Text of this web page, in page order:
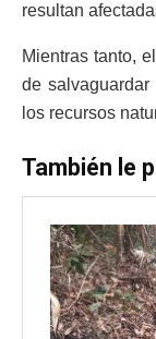
resultan
Mientras tanto,
de
los recursos
También le